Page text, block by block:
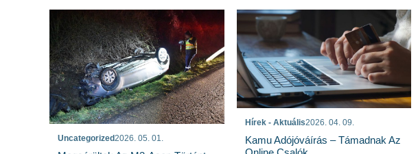
Uncategorized2026. 05. 01.
Hírek - Aktuális2026. 04. 09.
Kamu Adójóváírás – Támadnak Az